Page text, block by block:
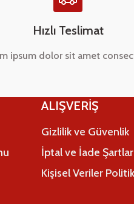
Hızlı Teslimat
ipsum dolor sit amet
ALIŞVERİŞ
Gizlilik ve Güvenlik
İptal ve İade
Kişisel Veriler